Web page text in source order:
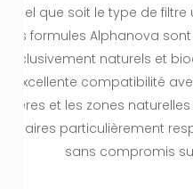
Quel que soit le type de
les formules Alphanova
exclusivement naturels et
excellente compatibilité
rivières et les zones
solaires particulièrement
sans compromis